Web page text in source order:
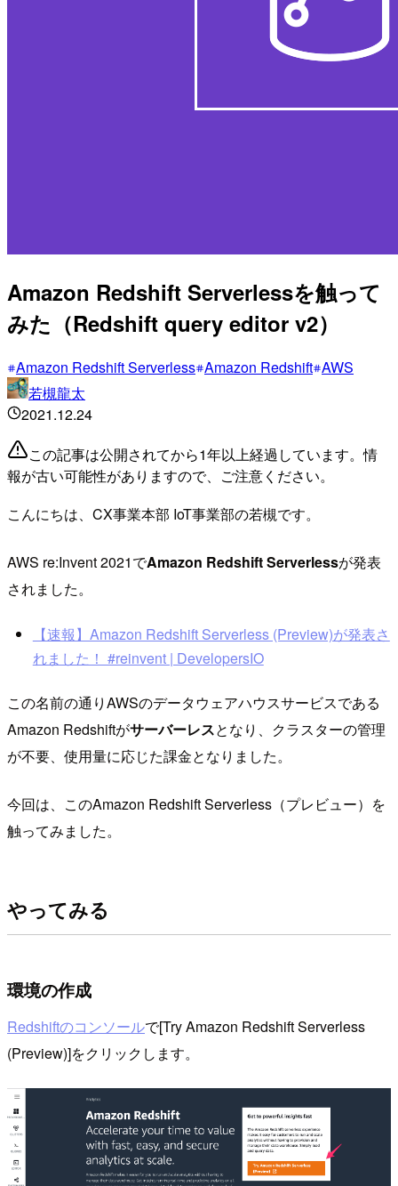
Amazon Redshift Serverlessを触って
みた（Redshift query editor v2）
Amazon Redshift Serverless Amazon Redshift AWS
若槻龍太
2021.12.24
この記事は公開されてから1年以上経過しています。情
報が古い可能性がありますので、ご注意ください。
こんにちは、CX事業本部 IoT事業部の若槻です。
AWS re:Invent 2021でAmazon Redshift Serverlessが発表
されました。
【速報】Amazon Redshift Serverless (Preview)が発表さ
れました！ #reinvent | DevelopersIO
この名前の通りAWSのデータウェアハウスサービスである
Amazon Redshiftがサーバーレスとなり、クラスターの管理
が不要、使用量に応じた課金となりました。
今回は、このAmazon Redshift Serverless（プレビュー）を
触ってみました。
やってみる
環境の作成
Redshiftのコンソールで[Try Amazon Redshift Serverless
(Preview)]をクリックします。